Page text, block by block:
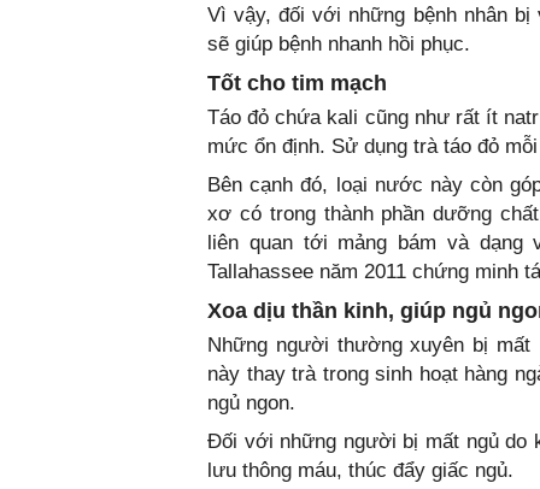
Vì vậy, đối với những bệnh nhân
sẽ giúp bệnh nhanh hồi phục.
Tốt cho tim mạch
Táo đỏ chứa kali cũng như rất ít
mức ổn định. Sử dụng trà táo đỏ
Bên cạnh đó, loại nước này còn
xơ có trong thành phần dưỡng
liên quan tới mảng bám và
Tallahassee năm 2011 chứng minh
Xoa dịu thần kinh, giúp ngủ
Những người thường xuyên bị
này thay trà trong sinh hoạt hàng
ngủ ngon.
Đối với những người bị mất ngủ do
lưu thông máu, thúc đẩy giấc ngủ.